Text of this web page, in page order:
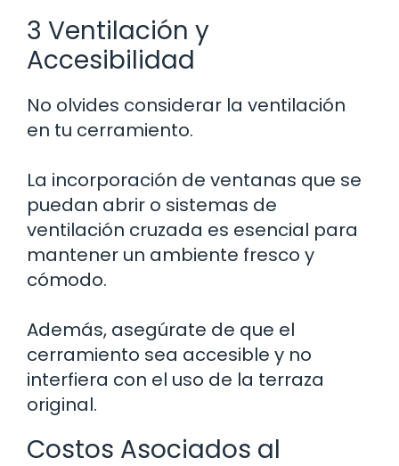
3 Ventilación y
Accesibilidad
No olvides considerar la ventilación
en tu cerramiento.
La incorporación de ventanas que se
puedan abrir o sistemas de
ventilación cruzada es esencial para
mantener un ambiente fresco y
cómodo.
Además, asegúrate de que el
cerramiento sea accesible y no
interfiera con el uso de la terraza
original.
Costos Asociados al